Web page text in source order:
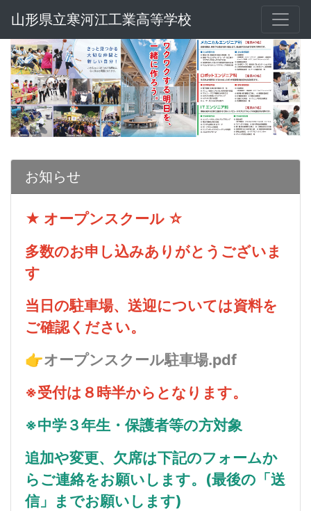
山形県立寒河江工業高等学校
お知らせ
★ オープンスクール ☆
多数のお申し込みありがとうございま
す
当日の駐車場、送迎については資料を
ご確認ください。
👉オープンスクール駐車場.pdf
※受付は８時半からとなります。
※中学３年生・保護者等の方対象
追加や変更、欠席は下記のフォームか
らご連絡をお願いします。(最後の「送
信」までお願いします)